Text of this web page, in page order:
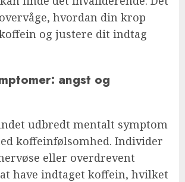
hvordan din krop
og justere dit indtag
angst og
udbredt mentalt symptom
koffeinfølsomhed. Individer
eller overdrevent
have indtaget koffein, hvilket